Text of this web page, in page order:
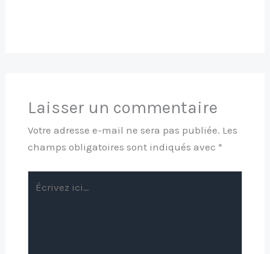
Laisser un commentaire
Votre adresse e-mail ne sera pas publiée. Les
champs obligatoires sont indiqués avec *